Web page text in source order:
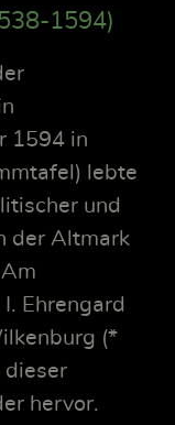
1594)
1594 in
lebte
und
der Altmark
Ehrengard
(*
dieser
hervor.